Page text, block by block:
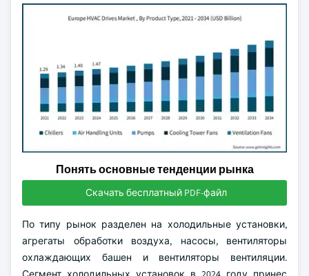
Понять основные тенденции рынка
Скачать бесплатный PDF-файл
По типу рынок разделен на холодильные установки,
агрегаты обработки воздуха, насосы, вентиляторы
охлаждающих башен и вентиляторы вентиляции.